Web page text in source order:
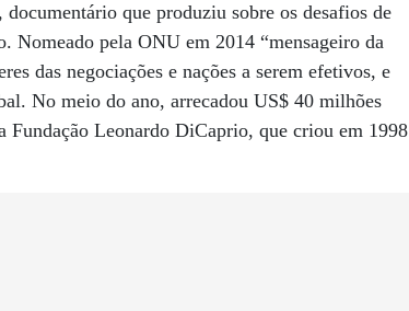
que produziu sobre os desafios de
Nomeado pela ONU em 2014 “mensageiro da
das negociações e nações a serem efetivos, e
No meio do ano, arrecadou US$ 40 milhões
Fundação Leonardo DiCaprio, que criou em 1998